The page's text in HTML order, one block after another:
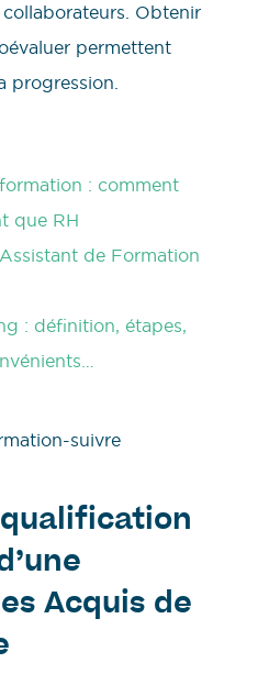
Obtenir
permettent
progression.
: comment
que RH
de Formation
: définition, étapes,
qualification
Acquis de